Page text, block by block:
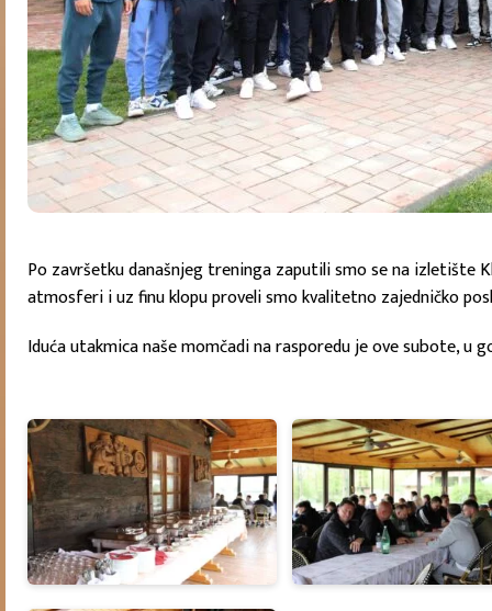
Po završetku današnjeg treninga zaputili smo se na izletište
atmosferi i uz finu klopu proveli smo kvalitetno zajedničko
Iduća utakmica naše momčadi na rasporedu je ove subote, u